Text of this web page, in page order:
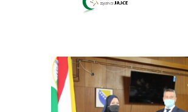
POČETNA
DŽEMATI
MEKTEB
ASOCIJACIJE